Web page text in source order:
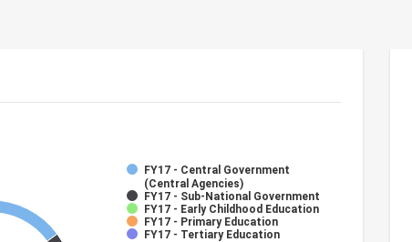
FY17 - Central Government
(Central Agencies)
FY17 - Sub-National Government
FY17 - Early Childhood Education
FY17 - Primary Education
FY17 - Tertiary Education